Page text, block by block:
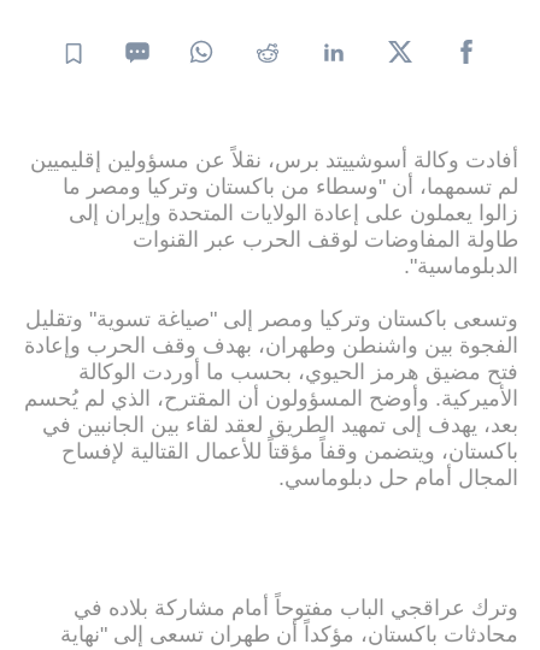
أفادت وكالة أسوشييتد برس، نقلاً عن مسؤولين إقليميين
لم تسمهما، أن "وسطاء من باكستان وتركيا ومصر ما
زالوا يعملون على إعادة الولايات المتحدة وإيران إلى
طاولة المفاوضات لوقف الحرب عبر القنوات
الدبلوماسية".
وتسعى باكستان وتركيا ومصر إلى "صياغة تسوية" وتقليل
الفجوة بين واشنطن وطهران، بهدف وقف الحرب وإعادة
فتح مضيق هرمز الحيوي، بحسب ما أوردت الوكالة
الأميركية. وأوضح المسؤولون أن المقترح، الذي لم يُحسم
بعد، يهدف إلى تمهيد الطريق لعقد لقاء بين الجانبين في
باكستان، ويتضمن وقفاً مؤقتاً للأعمال القتالية لإفساح
المجال أمام حل دبلوماسي.
وترك عراقجي الباب مفتوحاً أمام مشاركة بلاده في
محادثات باكستان، مؤكداً أن طهران تسعى إلى "نهاية